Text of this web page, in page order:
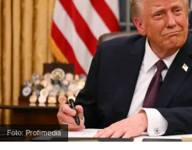
Foto: Profimedia